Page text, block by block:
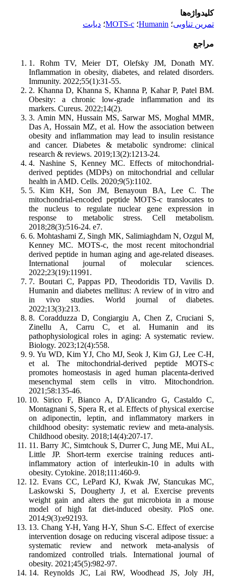
کلیدواژه‌ها
تمرین تناوبی؛ Humanin؛ MOTS-c؛ دیابت
مراجع
1. Rohm TV, Meier DT, Olefsky JM, Donath MY.
Inflammation in obesity, diabetes, and related disorders.
Immunity. 2022;55(1):31-55.
2. Khanna D, Khanna S, Khanna P, Kahar P, Patel BM.
Obesity: a chronic low-grade inflammation and its
markers. Cureus. 2022;14(2).
3. Amin MN, Hussain MS, Sarwar MS, Moghal MMR,
Das A, Hossain MZ, et al. How the association between
obesity and inflammation may lead to insulin resistance
and cancer. Diabetes & metabolic syndrome: clinical
research & reviews. 2019;13(2):1213-24.
4. Nashine S, Kenney MC. Effects of mitochondrial-
derived peptides (MDPs) on mitochondrial and cellular
health in AMD. Cells. 2020;9(5):1102.
5. Kim KH, Son JM, Benayoun BA, Lee C. The
mitochondrial-encoded peptide MOTS-c translocates to
the nucleus to regulate nuclear gene expression in
response to metabolic stress. Cell metabolism.
2018;28(3):516-24. e7.
6. Mohtashami Z, Singh MK, Salimiaghdam N, Ozgul M,
Kenney MC. MOTS-c, the most recent mitochondrial
derived peptide in human aging and age-related diseases.
International journal of molecular sciences.
2022;23(19):11991.
7. Boutari C, Pappas PD, Theodoridis TD, Vavilis D.
Humanin and diabetes mellitus: A review of in vitro and
in vivo studies. World journal of diabetes.
2022;13(3):213.
8. Coradduzza D, Congiargiu A, Chen Z, Cruciani S,
Zinellu A, Carru C, et al. Humanin and its
pathophysiological roles in aging: A systematic review.
Biology. 2023;12(4):558.
9. Yu WD, Kim YJ, Cho MJ, Seok J, Kim GJ, Lee C-H,
et al. The mitochondrial-derived peptide MOTS-c
promotes homeostasis in aged human placenta-derived
mesenchymal stem cells in vitro. Mitochondrion.
2021;58:135-46.
10. Sirico F, Bianco A, D'Alicandro G, Castaldo C,
Montagnani S, Spera R, et al. Effects of physical exercise
on adiponectin, leptin, and inflammatory markers in
childhood obesity: systematic review and meta-analysis.
Childhood obesity. 2018;14(4):207-17.
11. Barry JC, Simtchouk S, Durrer C, Jung ME, Mui AL,
Little JP. Short-term exercise training reduces anti-
inflammatory action of interleukin-10 in adults with
obesity. Cytokine. 2018;111:460-9.
12. Evans CC, LePard KJ, Kwak JW, Stancukas MC,
Laskowski S, Dougherty J, et al. Exercise prevents
weight gain and alters the gut microbiota in a mouse
model of high fat diet-induced obesity. PloS one.
2014;9(3):e92193.
13. Chang Y-H, Yang H-Y, Shun S-C. Effect of exercise
intervention dosage on reducing visceral adipose tissue: a
systematic review and network meta-analysis of
randomized controlled trials. International journal of
obesity. 2021;45(5):982-97.
14. Reynolds JC, Lai RW, Woodhead JS, Joly JH,